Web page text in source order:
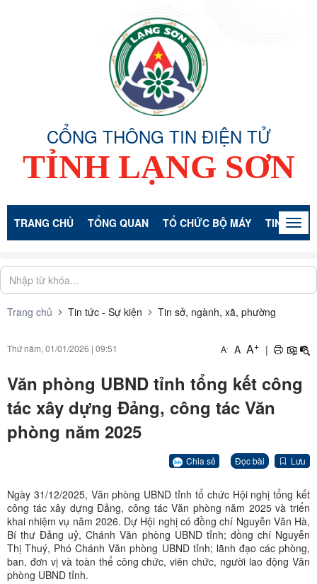
CỔNG THÔNG TIN ĐIỆN TỬ
TỈNH LẠNG SƠN
TRANG CHỦ TỔNG QUAN TỔ CHỨC BỘ MÁY TIN TỨC -
Trang chủ Tin tức - Sự kiện Tin sở, ngành, xã, phường
Thứ năm, 01/01/2026 | 09:51 A- A A+ |
Văn phòng UBND tỉnh tổng kết công
tác xây dựng Đảng, công tác Văn
phòng năm 2025
Chia sẻ Đọc bài Lưu
Ngày 31/12/2025, Văn phòng UBND tỉnh tổ chức Hội nghị tổng kết
công tác xây dựng Đảng, công tác Văn phòng năm 2025 và triển
khai nhiệm vụ năm 2026. Dự Hội nghị có đồng chí Nguyễn Văn Hà,
Bí thư Đảng uỷ, Chánh Văn phòng UBND tỉnh; đồng chí Nguyễn
Thị Thuý, Phó Chánh Văn phòng UBND tỉnh; lãnh đạo các phòng,
ban, đơn vị và toàn thể công chức, viên chức, người lao động Văn
phòng UBND tỉnh.